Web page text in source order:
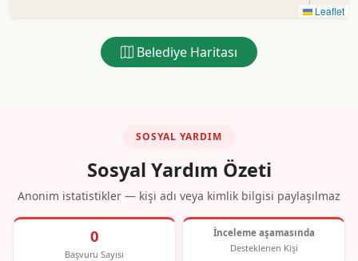
Leaflet
Belediye Haritası
SOSYAL YARDIM
Sosyal Yardım Özeti
Anonim istatistikler — kişi adı veya kimlik bilgisi paylaşılmaz
0
Başvuru Sayısı
İnceleme aşamasında
Desteklenen Kişi